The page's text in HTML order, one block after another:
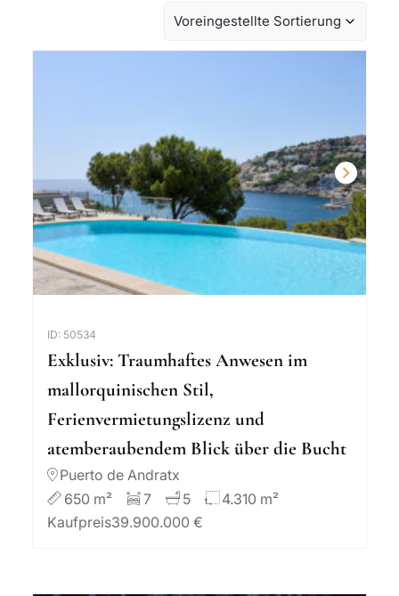
ID: 50534
Exklusiv: Traumhaftes Anwesen im
mallorquinischen Stil,
Ferienvermietungslizenz und
atemberaubendem Blick über die Bucht
Puerto de Andratx
650 m²
7 5
4.310 m²
Kaufpreis39.900.000 €